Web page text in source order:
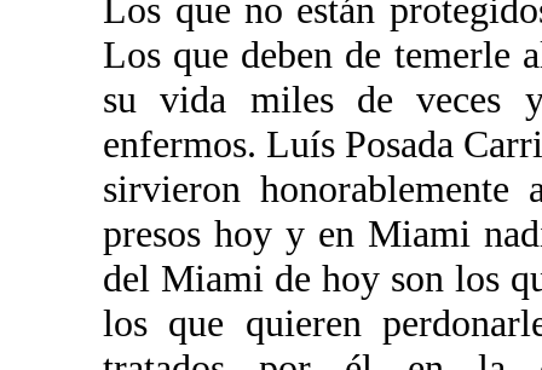
Los que no están
Los que deben de temerle
su vida miles de veces
enfermos. Luís Posada
sirvieron honorablemente
presos hoy y en Miami
del Miami de hoy son los
los que quieren